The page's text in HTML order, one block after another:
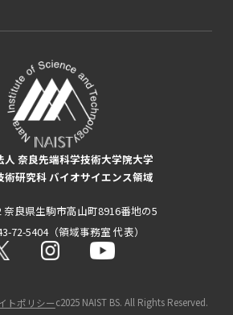
人 奈良先端科学技術大学院大学
術研究科 バイオサイエンス領域
奈良県生駒市高山町8916番地の5
72-5404（領域事務室 代表）
トポリシーc2025 NAIST BS. All Rights Reserved.